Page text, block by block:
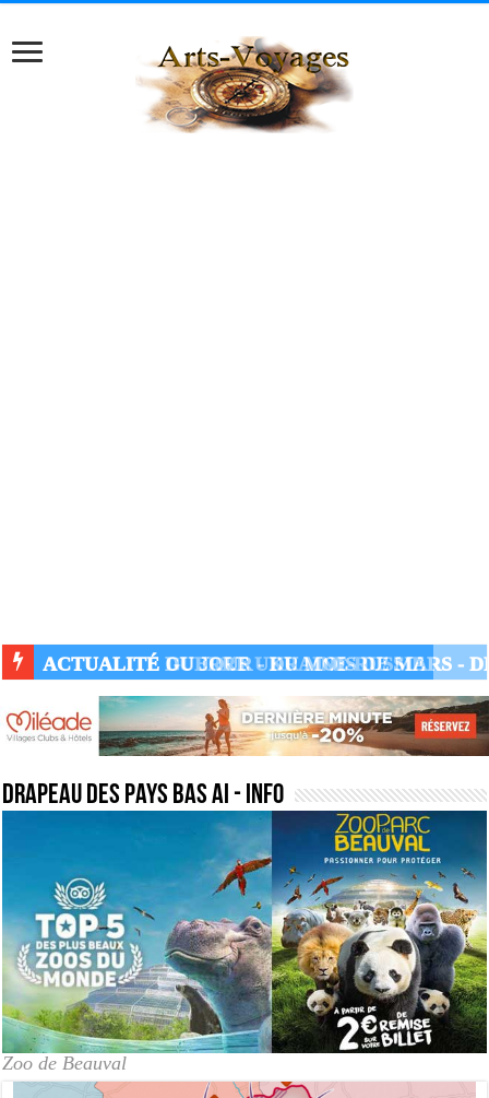
ACTUALITÉ GUERRE UKRAINE-RUSSIE
drapeau des pays bas ai - Info
Zoo de Beauval